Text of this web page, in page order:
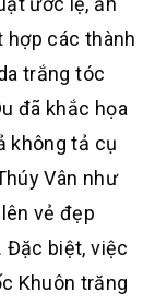
hợp các thành
trắng tóc
đã khắc họa
không tả cụ
Vân như
vẻ đẹp
Đặc biệt, việc
Khuôn trăng